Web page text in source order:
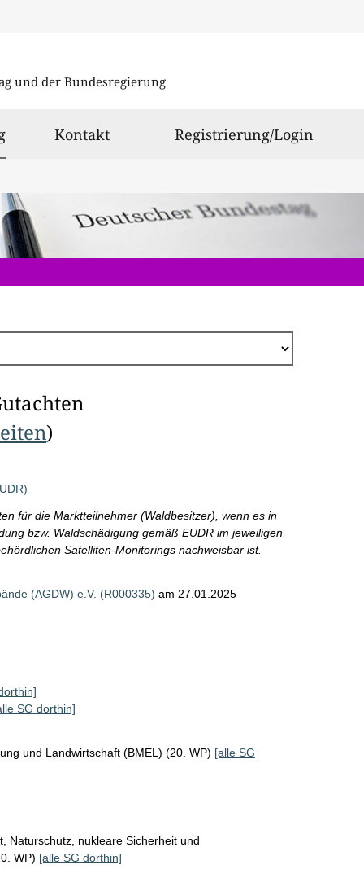
und der Bundesregierung
ausgewählt
Kontakt Registrierung/Login
)
für die Marktteilnehmer (Waldbesitzer), wenn es in
bzw. Waldschädigung gemäß EUDR im jeweiligen
Satelliten-Monitorings nachweisbar ist.
(AGDW) e.V. (R000335) am 27.01.2025
SG dorthin]
und Landwirtschaft (BMEL) (20. WP) [alle SG
Naturschutz, nukleare Sicherheit und
WP) [alle SG dorthin]